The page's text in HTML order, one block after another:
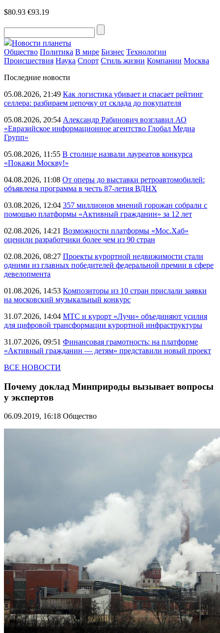
$80.93 €93.19
Новости планеты
Общество Политика В мире Бизнес Технологии
Происшествия Наука Спорт Стиль жизни Компании Москва
Последние новости
05.08.2026, 21:49 Как логистика убивает и спасает рейтинг
селлера: разбираем цепочку от склада до покупателя
05.08.2026, 20:54 Александр Рабинович возглавил АО
«Евразийское информационное агентство Глобал Медиа
Групп»
05.08.2026, 11:55 В столице назвали лауреатов конкурса
«Покажи Москву!»
04.08.2026, 11:08 От оперы до выставки ретроавтомобилей:
объявлена программа в честь 87-летия ВДНХ
03.08.2026, 12:04 357 миллионов мнений горожан собрали с
помощью платформы «Активный гражданин» за 12 лет
02.08.2026, 14:21 Возможности платформы «Мос.Хаб»
оценили разработчики более чем из 90 стран
02.08.2026, 08:27 Проекты курортной недвижимости стали
одними из главных победителей федеральной премии в сфере
девелопмента
01.08.2026, 14:53 Композиторы из 10 стран прислали заявки
на московский музыкальный конкурс
31.07.2026, 14:04 МТС и курорт «Лучи» объединяют усилия
для цифровой трансформации курортной инфраструктуры
31.07.2026, 09:51 Финансовая грамотность: на платформе
«Активный гражданин — детям» представили новый проект
ВСЕ НОВОСТИ
Почему доклад Минприроды вызывает вопросы
у экспертов
06.09.2019, 16:18 Общество